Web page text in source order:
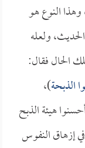
وهذا النوع هو
ولعله
الحال فقال:
الذبحة)،
هيئة الذبح
إزهاق النفوس